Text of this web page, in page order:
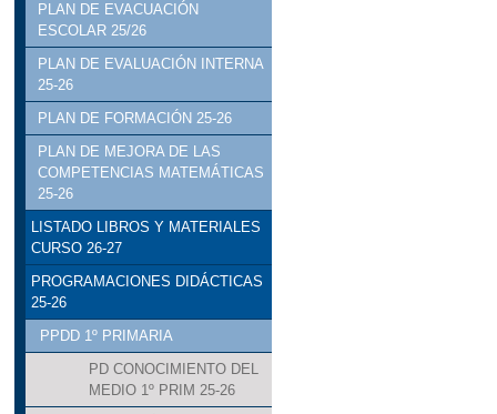
PLAN DE EVACUACIÓN
ESCOLAR 25/26
PLAN DE EVALUACIÓN INTERNA
25-26
PLAN DE FORMACIÓN 25-26
PLAN DE MEJORA DE LAS
COMPETENCIAS MATEMÁTICAS
25-26
LISTADO LIBROS Y MATERIALES
CURSO 26-27
PROGRAMACIONES DIDÁCTICAS
25-26
PPDD 1º PRIMARIA
PD CONOCIMIENTO DEL
MEDIO 1º PRIM 25-26